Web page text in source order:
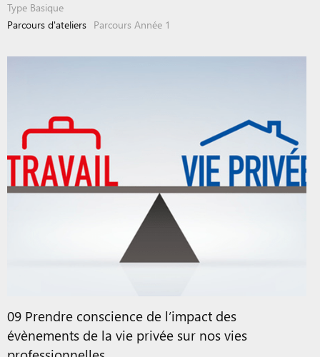
Type Basique
Parcours d'ateliers Parcours Année 1
09 Prendre conscience de l’impact des
évènements de la vie privée sur nos vies